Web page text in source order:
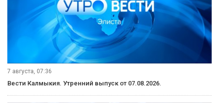
7 августа, 07:36
Вести Калмыкия. Утренний выпуск от 07.08.2026.